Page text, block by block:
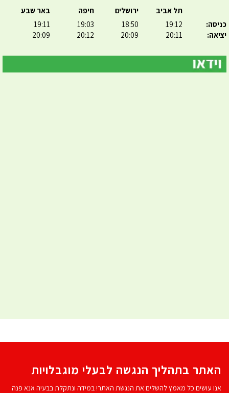
כניסה:
יציאה:
תל אביב
19:12
20:11
ירושלים
18:50
20:09
חיפה
19:03
20:12
באר שבע
19:11
20:09
האתר בתהליך הנגשה לבעלי מוגבלויות
אנו עושים כל מאמץ להשלים את הנגשת האתר! במידה ונתקלת בבעיה אנא פנה